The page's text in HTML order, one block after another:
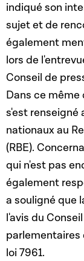
indiqué son
sujet et de
également
lors de
Conseil de
Dans ce
s'est renseigné
nationaux au
(RBE).
qui n'est pas
également
a souligné que
l'avis du
parlementaires
loi 7961.